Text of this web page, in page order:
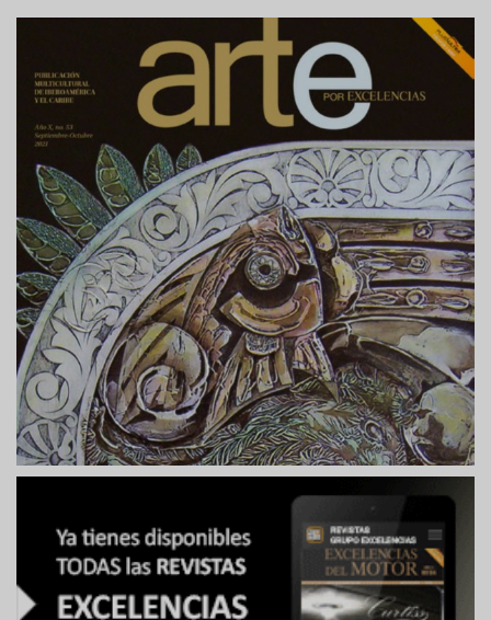
página
Siguiente >